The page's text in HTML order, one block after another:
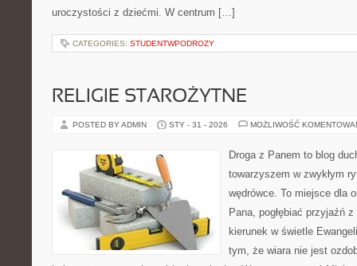
uroczystości z dziećmi. W centrum […]
CATEGORIES: STUDENTWPODROZY
RELIGIE STAROŻYTNE
POSTED BY ADMIN STY - 31 - 2026 MOŻLIWOŚĆ
Droga z Panem to blog
towarzyszem w zwykłym
wędrówce. To miejsce dla
Pana, pogłębiać przyjaźń
kierunek w świetle
tym, że wiara nie jest